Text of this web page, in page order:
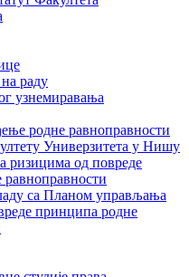
раду
узнемиравања
родне равноправности
Универзитета у Нишу
ризицима од повреде
са Планом управљања
принципа родне